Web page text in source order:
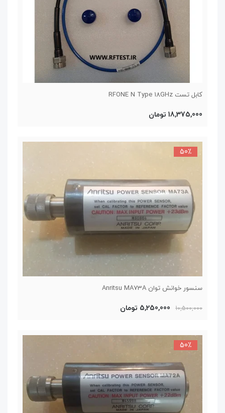
کابل تست RFONE N Type 18GHz
18,375,000 تومان
سنسور خوانش توان Anritsu MA73A
50٪
10,500,000 5,250,000 تومان
50٪